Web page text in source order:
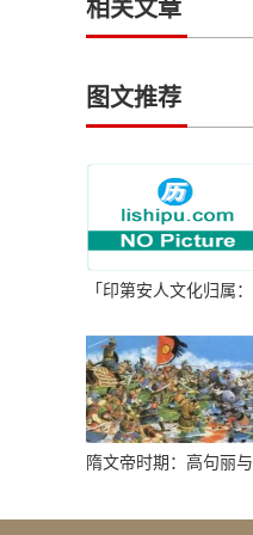
相关文章
图文推荐
「印第安人文化归属：
隋文帝时期：高句丽与